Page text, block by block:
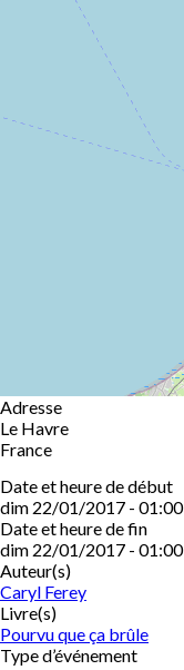
Adresse
Le Havre
France
Date et heure de début
dim 22/01/2017 - 01:00
Date et heure de fin
dim 22/01/2017 - 01:00
Auteur(s)
Caryl Ferey
Livre(s)
Pourvu que ça brûle
Type d’événement